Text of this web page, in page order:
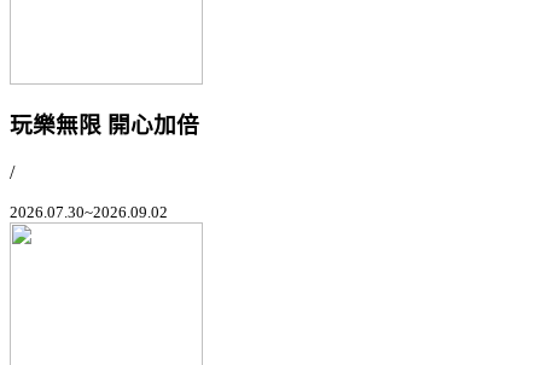
玩樂無限 開心加倍
/
2026.07.30~2026.09.02